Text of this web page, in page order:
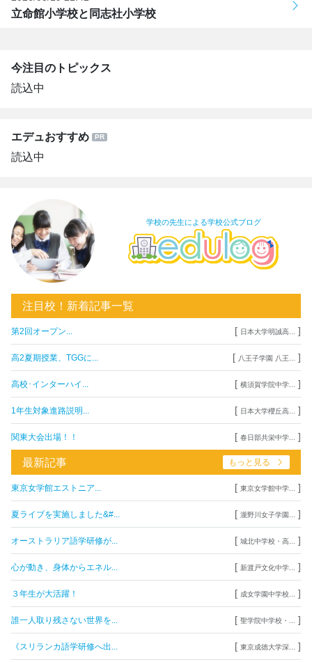
立命館小学校と同志社小学校
今注目のトピックス
読込中
エデュおすすめ
読込中
学校の先生による学校公式ブログ
注目校！新着記事一覧
第2回オープン... [ 日本大学明誠高... ]
高2夏期授業、TGGに... [ 八王子学園 八王... ]
高校･インターハイ... [ 横須賀学院中学... ]
1年生対象進路説明... [ 日本大学櫻丘高... ]
関東大会出場！！ [ 春日部共栄中学... ]
最新記事 もっと見る
東京女学館エストニア... [ 東京女学館中学... ]
夏ライブを実施しました&#... [ 瀧野川女子学園... ]
オーストラリア語学研修が... [ 城北中学校・高... ]
心が動き、身体からエネル... [ 新渡戸文化中学... ]
３年生が大活躍！ [ 成女学園中学校... ]
誰一人取り残さない世界を... [ 聖学院中学校・... ]
《スリランカ語学研修へ出... [ 東京成徳大学深... ]